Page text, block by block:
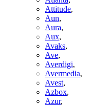
Attitude,
Aun,
Aura,
Aux,
Avaks,
Ave,
Averdigi,
Avermedia,
Avest,
Azbox,
Azur,